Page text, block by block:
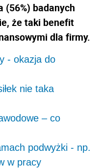
(56%) badanych
że taki benefit
dla firmy.
- okazja do
nie taka
– co
podwyżki - np.
w pracy